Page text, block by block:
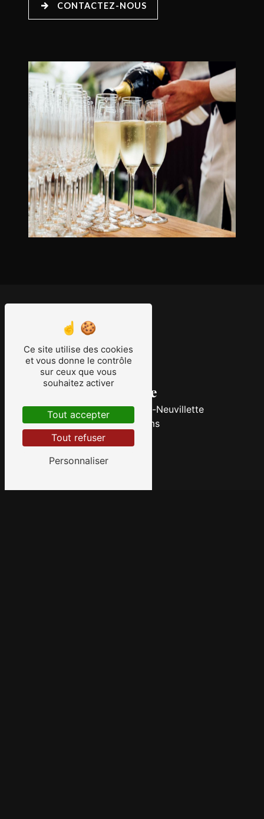
CONTACTEZ-NOUS
Adresse
4 Av. Benoît Frachon-Neuvillette
51100 Reims
Ce site utilise des cookies
et vous donne le contrôle
sur ceux que vous
souhaitez activer
Tout accepter
Tout refuser
Personnaliser